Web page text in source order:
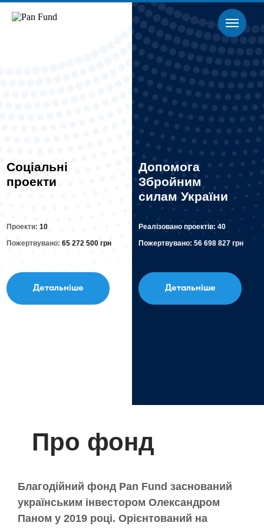
Соціальні
проекти
Проекти:10
Пожертвувано:65 272 500 грн
Детальніше
Допомога
Збройним
силам України
Реалізовано проектів:40
Пожертвувано:56 698 827 грн
Детальніше
Про фонд
Благодійний фонд Pan Fund заснований
українським інвестором Олександром
Паном у 2019 році. Орієнтований на